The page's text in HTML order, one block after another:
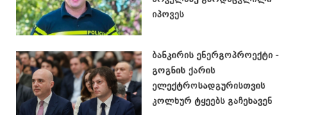
იპოვეს
ბანკირის ენერგოპროექტი -
გოგნის ქარის
ელექტროსადგურისთვის
კოლხურ ტყეებს გაჩეხავენ